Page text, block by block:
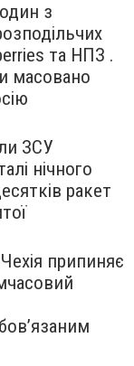
з
та НПЗ .
масовано
ЗСУ
нічного
ракет
припиняє